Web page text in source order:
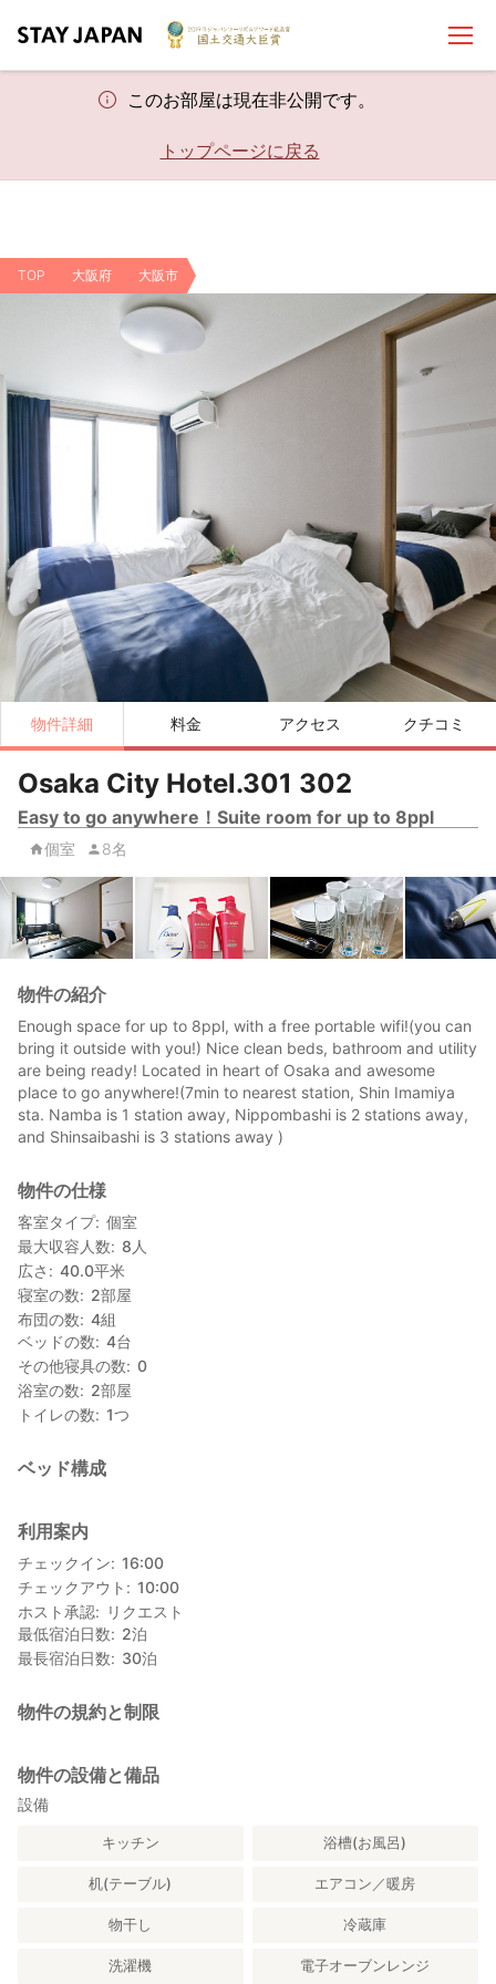
このお部屋は現在非公開です。
トップページに戻る
TOP 大阪府 大阪市
物件詳細 料金 アクセス クチコミ
Osaka City Hotel.301 302
Easy to go anywhere！Suite room for up to 8ppl
個室 8名
物件の紹介
Enough space for up to 8ppl, with a free portable wifi!(you can
bring it outside with you!) Nice clean beds, bathroom and utility
are being ready! Located in heart of Osaka and awesome
place to go anywhere!(7min to nearest station, Shin Imamiya
sta. Namba is 1 station away, Nippombashi is 2 stations away,
and Shinsaibashi is 3 stations away )
物件の仕様
客室タイプ 個室
最大収容人数
8 人
広さ
40.0平米
寝室の数
2部屋
布団の数
4組
ベッドの数
4台
その他寝具の数
0
浴室の数
2部屋
トイレの数
1つ
ベッド構成
利用案内
チェックイン
16:00
チェックアウト
10:00
ホスト承認
リクエスト
最低宿泊日数
2泊
最長宿泊日数
30泊
物件の規約と制限
物件の設備と備品
設備
キッチン 浴槽(お風呂)
机(テーブル) エアコン／暖房
物干し 冷蔵庫
洗濯機 電子オーブンレンジ